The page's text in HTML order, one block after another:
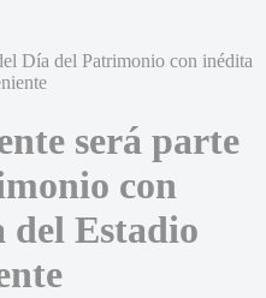
será parte
con
Estadio